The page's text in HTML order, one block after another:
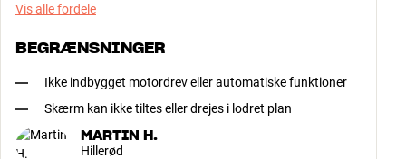
Vis alle fordele
BEGRÆNSNINGER
Ikke indbygget motordrev eller automatiske funktioner
Skærm kan ikke tiltes eller drejes i lodret plan
MARTIN H.
Hillerød